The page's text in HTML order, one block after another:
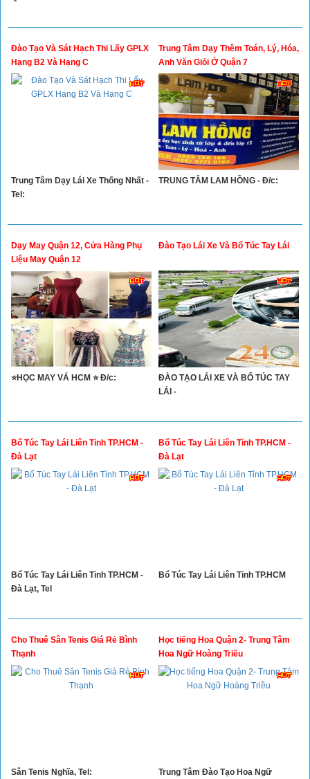
Đào Tạo Và Sát Hạch Thi Lấy GPLX
Hạng B2 Và Hạng C
Trung Tâm Dạy Lái Xe Thống Nhất -
Tel:
Trung Tâm Dạy Thêm Toán, Lý, Hóa,
Anh Văn Giỏi Ở Quận 7
TRUNG TÂM LAM HỒNG - Đ/c:
Dạy May Quận 12, Cửa Hàng Phụ
Liệu May Quận 12
⭐HỌC MAY VÁ HCM ⭐ Đ/c:
Đào Tạo Lái Xe Và Bổ Túc Tay Lái
ĐÀO TẠO LÁI XE VÀ BỔ TÚC TAY
LÁI -
Bổ Túc Tay Lái Liên Tỉnh TP.HCM -
Đà Lạt
Bổ Túc Tay Lái Liên Tỉnh TP.HCM -
Đà Lạt, Tel
Bổ Túc Tay Lái Liên Tỉnh TP.HCM -
Đà Lạt
Bổ Túc Tay Lái Liên Tỉnh TP.HCM
Cho Thuê Sân Tenis Giá Rẻ Bình
Thạnh
Sân Tenis Nghĩa, Tel:
Học tiếng Hoa Quận 2- Trung Tâm
Hoa Ngữ Hoàng Triều
Trung Tâm Đào Tạo Hoa Ngữ